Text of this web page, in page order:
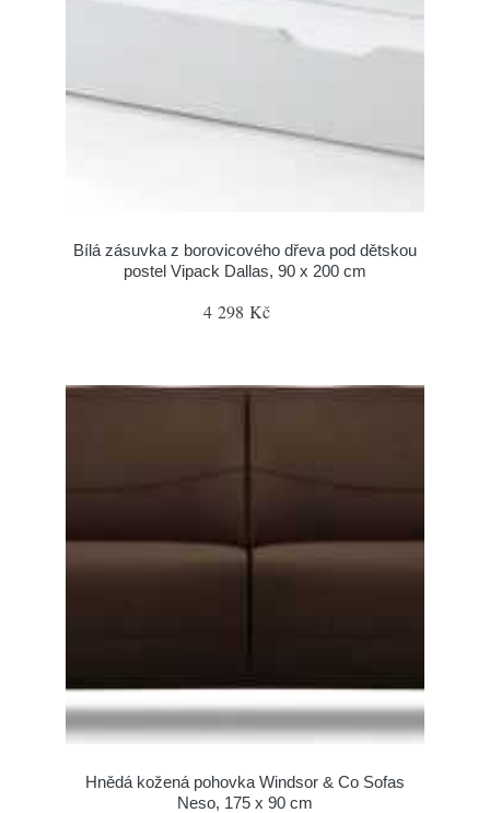
Bílá zásuvka z borovicového dřeva pod dětskou
postel Vipack Dallas, 90 x 200 cm
4 298 Kč
Hnědá kožená pohovka Windsor & Co Sofas
Neso, 175 x 90 cm